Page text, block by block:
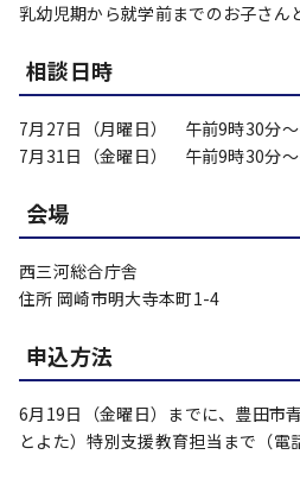
乳幼児期から就学前までのお子さん
相談日時
7月27日（月曜日） 午前9時30分
7月31日（金曜日） 午前9時30分
会場
西三河総合庁舎
住所 岡崎市明大寺本町1-4
申込方法
6月19日（金曜日）までに、豊田市
とよた）特別支援教育担当まで（電